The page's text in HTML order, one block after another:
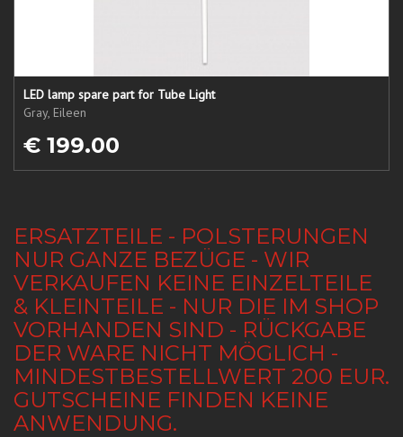
LED lamp spare part for Tube Light
Gray, Eileen
€ 199.00
ERSATZTEILE - POLSTERUNGEN
NUR GANZE BEZÜGE - WIR
VERKAUFEN KEINE EINZELTEILE
& KLEINTEILE - NUR DIE IM SHOP
VORHANDEN SIND - RÜCKGABE
DER WARE NICHT MÖGLICH -
MINDESTBESTELLWERT 200 EUR.
GUTSCHEINE FINDEN KEINE
ANWENDUNG.